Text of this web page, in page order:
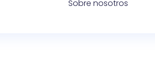
Sobre nosotros